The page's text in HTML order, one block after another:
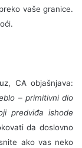
vaše granice.
CA objašnjava:
– primitivni dio
predviđa ishode
da doslovno
ako vas neko